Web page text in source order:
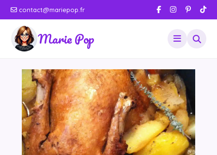
contact@mariepop.fr
Marie Pop